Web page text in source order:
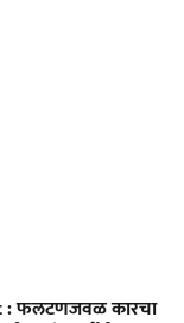
: फलटणजवळ कारचा